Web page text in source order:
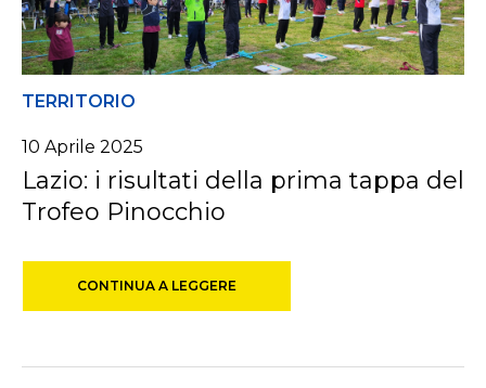
TERRITORIO
10 Aprile 2025
Lazio: i risultati della prima tappa del
Trofeo Pinocchio
CONTINUA A LEGGERE